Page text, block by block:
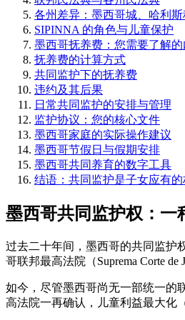
各州差异：墨西哥城、哈利斯
SIPINNA 的角色与儿童保护
墨西哥抚养费：您需要了解的
抚养费的计算方式
共同监护下的抚养费
违约及其后果
日常共同监护的安排与管理
监护协议：您的核心文件
墨西哥家庭的实际操作建议
墨西哥节假日与假期安排
墨西哥共同养育的数字工具
结语：共同监护是子女应有的
墨西哥共同监护权：一
过去二十年间，墨西哥的共同监护
哥联邦最高法院（Suprema Corte
如今，尽管墨西哥尚无一部统一的
高法院一再确认，儿童利益最大化